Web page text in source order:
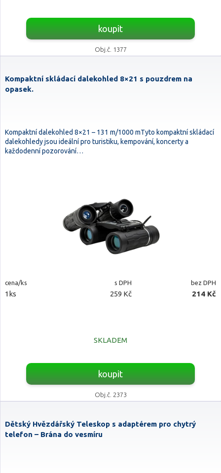
koupit
Obj.č. 1377
Kompaktní skládací dalekohled 8×21 s pouzdrem na
opasek.
Kompaktní dalekohled 8×21 – 131 m/1000 mTyto kompaktní skládací
dalekohledy jsou ideální pro turistiku, kempování, koncerty a
každodenní pozorování…
cena/ks s DPH bez DPH
1ks 259 Kč 214 Kč
SKLADEM
koupit
Obj.č. 2373
Dětský Hvězdářský Teleskop s adaptérem pro chytrý
telefon – Brána do vesmíru